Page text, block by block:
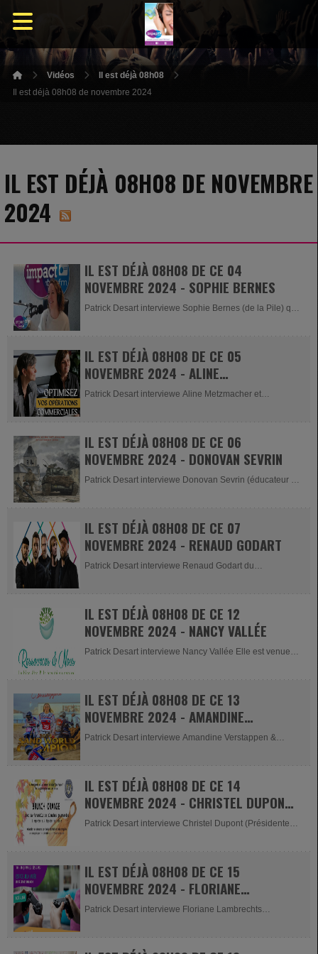
Vidéos
Il est déjà 08h08
Il est déjà 08h08 de novembre 2024
IL EST DÉJÀ 08H08 DE NOVEMBRE
2024
IL EST DÉJÀ 08H08 DE CE 04
NOVEMBRE 2024 - SOPHIE BERNES
Patrick Desart interviewe Sophie Bernes (de la Pile) qui
IL EST DÉJÀ 08H08 DE CE 05
NOVEMBRE 2024 - ALINE
METZMACHER ET EVELYNE LEJOLY
Patrick Desart interviewe Aline Metzmacher et
IL EST DÉJÀ 08H08 DE CE 06
NOVEMBRE 2024 - DONOVAN SEVRIN
Patrick Desart interviewe Donovan Sevrin (éducateur à
IL EST DÉJÀ 08H08 DE CE 07
NOVEMBRE 2024 - RENAUD GODART
Patrick Desart interviewe Renaud Godart du
IL EST DÉJÀ 08H08 DE CE 12
NOVEMBRE 2024 - NANCY VALLÉE
Patrick Desart interviewe Nancy Vallée Elle est venue
IL EST DÉJÀ 08H08 DE CE 13
NOVEMBRE 2024 - AMANDINE
VERSTAPPEN ET GASTON BLANCHY
Patrick Desart interviewe Amandine Verstappen &
IL EST DÉJÀ 08H08 DE CE 14
NOVEMBRE 2024 - CHRISTEL DUPONT
ET ANGELA FILI
Patrick Desart interviewe Christel Dupont (Présidente
IL EST DÉJÀ 08H08 DE CE 15
NOVEMBRE 2024 - FLORIANE
LAMBRECHTS & CORALINE WARLAND
Patrick Desart interviewe Floriane Lambrechts